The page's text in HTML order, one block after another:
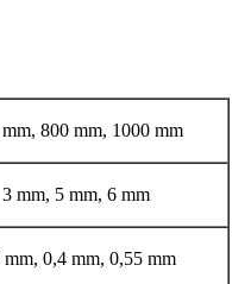
800 mm, 1000 mm
3 mm, 5 mm, 6 mm
mm, 0,4 mm, 0,55 mm